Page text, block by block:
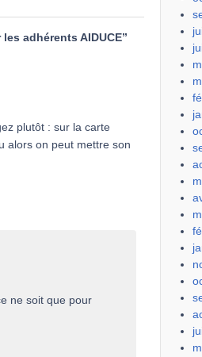
adhérents AIDUCE”
plutôt : sur la carte
alors on peut mettre son
ne soit que pour